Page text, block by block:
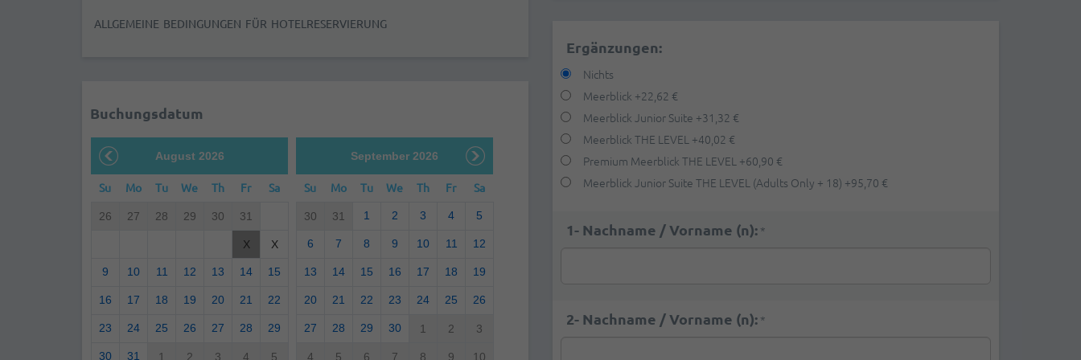
ALLGEMEINE BEDINGUNGEN FÜR HOTELRESERVIERUNG
Buchungsdatum
August 2026
Su Mo Tu We Th Fr Sa
26 27 28 29 30 31
X X
9 10 11 12 13 14 15
16 17 18 19 20 21 22
23 24 25 26 27 28 29
30 31 1 2 3 4 5
September 2026
Su Mo Tu We Th Fr Sa
30 31 1 2 3 4 5
6 7 8 9 10 11 12
13 14 15 16 17 18 19
20 21 22 23 24 25 26
27 28 29 30 1 2 3
4 5 6 7 8 9 10
Ergänzungen:
Nichts
Meerblick +22,62 €
Meerblick Junior Suite +31,32 €
Meerblick THE LEVEL +40,02 €
Premium Meerblick THE LEVEL +60,90 €
Meerblick Junior Suite THE LEVEL (Adults Only + 18) +95,70 €
1- Nachname / Vorname (n): *
2- Nachname / Vorname (n): *